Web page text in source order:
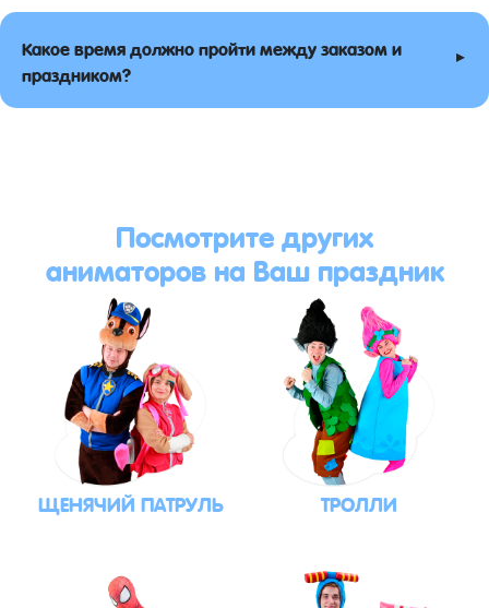
Какое время должно пройти между заказом и
праздником?
▸
Посмотрите других
аниматоров на Ваш праздник
ЩЕНЯЧИЙ ПАТРУЛЬ ТРОЛЛИ